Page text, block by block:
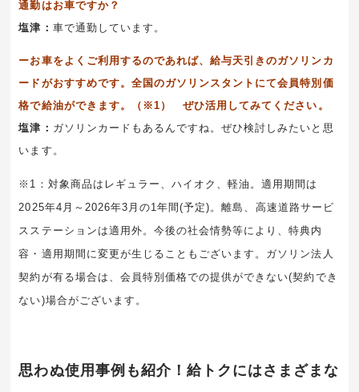
通勤はお車ですか？
塩津： 車で通勤しています。
ーお車をよくご利用するのであれば、給与天引きのガソリンカ
ードがおすすめです。全国のガソリンスタントにて会員特別価
格で給油ができます。（※1） ぜひ活用してみてください。
塩津： ガソリンカードもあるんですね。ぜひ検討しみたいと思
います。
※1：対象商品はレギュラー、ハイオク、軽油。適用期間は
2025年4月～2026年3月の1年間(予定)。離島、高速道路サービ
スステーションは適用外。今後の社会情勢等により、特典内
容・適用期間に変更が生じることもございます。ガソリン法人
契約が有る場合は、会員特別価格での提供ができない(契約でき
ない)場合がございます。
思わぬ使用事例も紹介！給トクにはさまざまな